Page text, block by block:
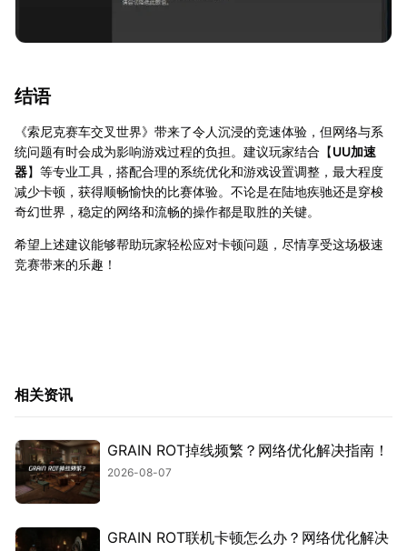
结语
《索尼克赛车交叉世界》带来了令人沉浸的竞速体验，但网络与系
统问题有时会成为影响游戏过程的负担。建议玩家结合【UU加速
器】等专业工具，搭配合理的系统优化和游戏设置调整，最大程度
减少卡顿，获得顺畅愉快的比赛体验。不论是在陆地疾驰还是穿梭
奇幻世界，稳定的网络和流畅的操作都是取胜的关键。
希望上述建议能够帮助玩家轻松应对卡顿问题，尽情享受这场极速
竞赛带来的乐趣！
相关资讯
GRAIN ROT掉线频繁？网络优化解决指南！
2026-08-07
GRAIN ROT联机卡顿怎么办？网络优化解决